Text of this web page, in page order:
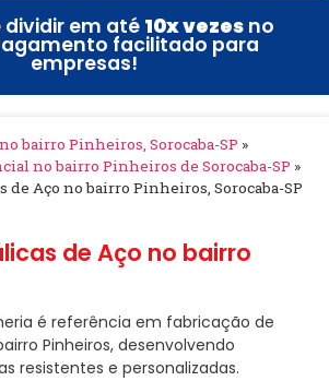
dividir em até 10x vezes no
facilitado para
empresas!
bairro Pinheiros, Sorocaba-SP »
no bairro Pinheiros de Sorocaba-SP »
de Aço no bairro Pinheiros, Sorocaba-SP
de Aço no bairro
é referência em fabricação de
Pinheiros, desenvolvendo
resistentes e personalizadas.